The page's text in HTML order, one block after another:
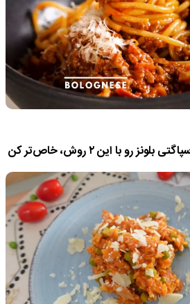
رو با این ۲ روش، خاص‌تر کن